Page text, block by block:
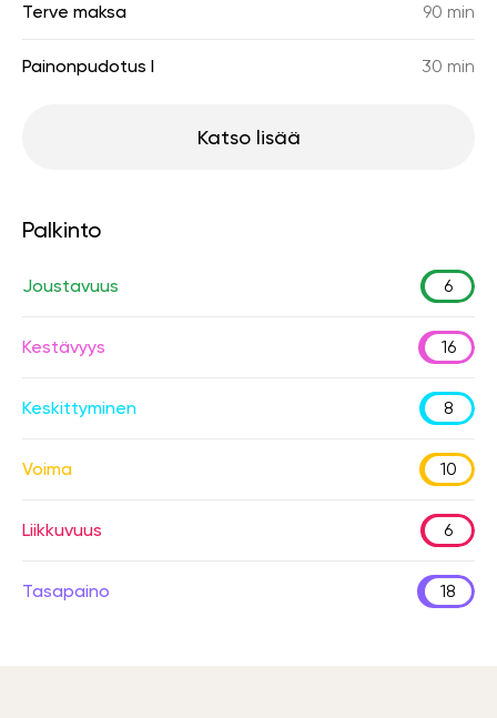
Terve maksa 90 min
Painonpudotus I 30 min
Katso lisää
Palkinto
Joustavuus 6
Kestävyys 16
Keskittyminen 8
Voima 10
Liikkuvuus 6
Tasapaino 18